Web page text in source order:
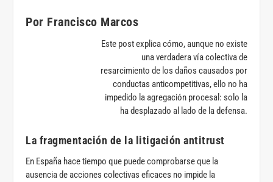
Por Francisco Marcos
Este post explica cómo, aunque no existe
una verdadera vía colectiva de
resarcimiento de los daños causados por
conductas anticompetitivas, ello no ha
impedido la agregación procesal: solo la
ha desplazado al lado de la defensa.
La fragmentación de la litigación antitrust
En España hace tiempo que puede comprobarse que la
ausencia de acciones colectivas eficaces no impide la